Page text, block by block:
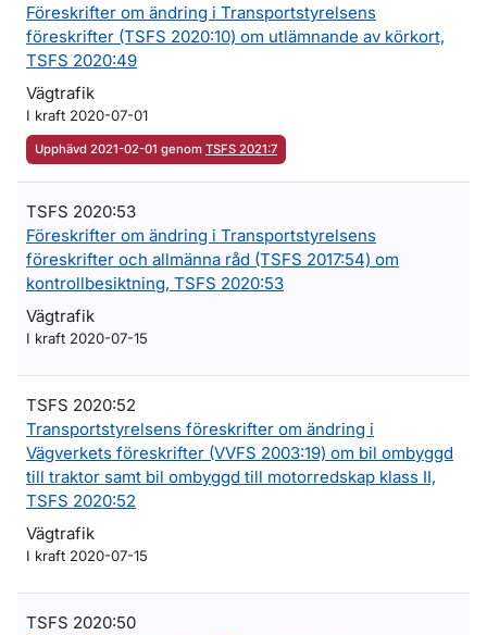
Föreskrifter om ändring i Transportstyrelsens
föreskrifter (TSFS 2020:10) om utlämnande av körkort,
TSFS 2020:49
Vägtrafik
I kraft 2020-07-01
Upphävd 2021-02-01 genom TSFS 2021:7
TSFS 2020:53
Föreskrifter om ändring i Transportstyrelsens
föreskrifter och allmänna råd (TSFS 2017:54) om
kontrollbesiktning, TSFS 2020:53
Vägtrafik
I kraft 2020-07-15
TSFS 2020:52
Transportstyrelsens föreskrifter om ändring i
Vägverkets föreskrifter (VVFS 2003:19) om bil ombyggd
till traktor samt bil ombyggd till motorredskap klass II,
TSFS 2020:52
Vägtrafik
I kraft 2020-07-15
TSFS 2020:50